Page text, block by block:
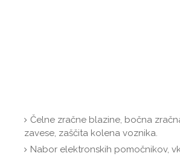
Čelne zračne blazine, bočna
zavese, zaščita kolena voznika.
Nabor elektronskih pomočnikov,